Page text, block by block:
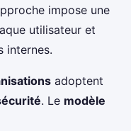
impose une
utilisateur et
internes.
adoptent
. Le modèle